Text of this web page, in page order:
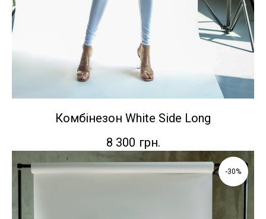
Комбінезон White Side Long
8 300 грн.
-30%